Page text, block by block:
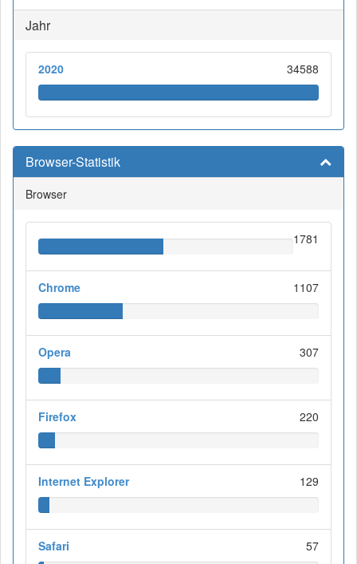
Jahr
2020 34588
Browser-Statistik
Browser
1781
Chrome 1107
Opera 307
Firefox 220
Internet Explorer 129
Safari 57